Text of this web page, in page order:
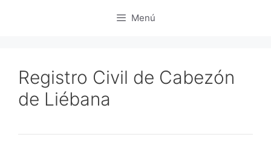
Menú
Registro Civil de Cabezón
de Liébana